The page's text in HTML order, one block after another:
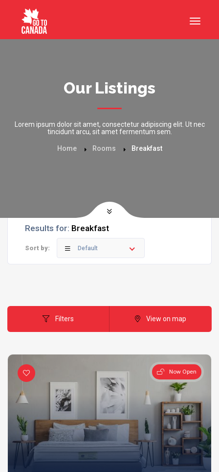
Our Listings
Lorem ipsum dolor sit amet, consectetur adipiscing elit. Ut nec
tincidunt arcu, sit amet fermentum sem.
Home Rooms Breakfast
Results for: Breakfast
Sort by: Default
Filters View on map
Now Open